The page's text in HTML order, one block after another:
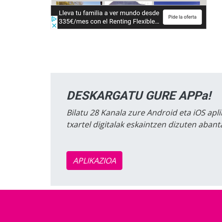
DESKARGATU GURE APPa!
Bilatu 28 Kanala zure Android eta iOS
txartel digitalak eskaintzen dizuten
APLIKAZIOA